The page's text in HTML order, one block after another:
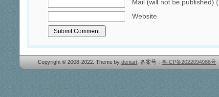
Mail (will not be published)
Website
Copyright © 2008-2022. Theme by deniart . 备案号： 粤ICP备2022094986号